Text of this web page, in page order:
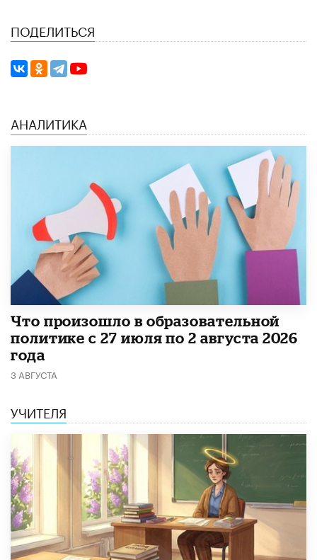
ПОДЕЛИТЬСЯ
АНАЛИТИКА
​Что произошло в образовательной
политике с 27 июля по 2 августа 2026
года
3 АВГУСТА
УЧИТЕЛЯ